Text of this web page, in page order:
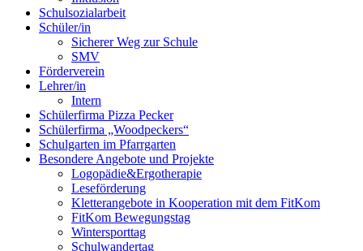
Schulsozialarbeit
Schüler/in
Sicherer Weg zur Schule
SMV
Förderverein
Lehrer/in
Intern
Schülerfirma Pizza Pecker
Schülerfirma „Woodpeckers“
Schulgarten im Pfarrgarten
Besondere Angebote und Projekte
Logopädie&Ergotherapie
Leseförderung
Kletterangebote in Kooperation mit dem FitKom
FitKom Bewegungstag
Wintersporttag
Schulwandertag